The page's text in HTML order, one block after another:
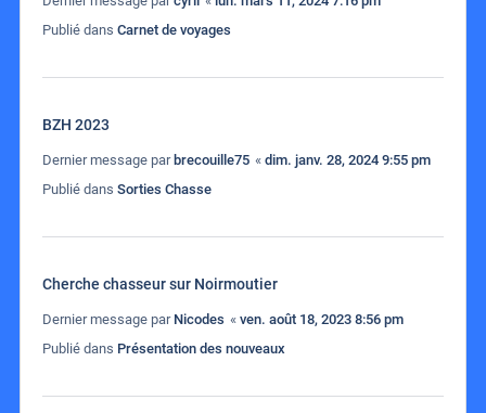
Publié dans Carnet de voyages
BZH 2023
Dernier message par brecouille75 « dim. janv. 28, 2024 9:55 pm
Publié dans Sorties Chasse
Cherche chasseur sur Noirmoutier
Dernier message par Nicodes « ven. août 18, 2023 8:56 pm
Publié dans Présentation des nouveaux